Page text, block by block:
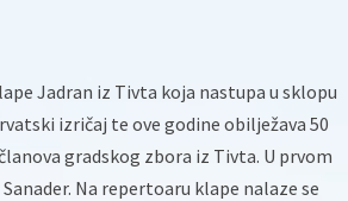
Jadran iz Tivta koja nastupa u sklopu
izričaj te ove godine obilježava 50
gradskog zbora iz Tivta. U prvom
Na repertoaru klape nalaze se